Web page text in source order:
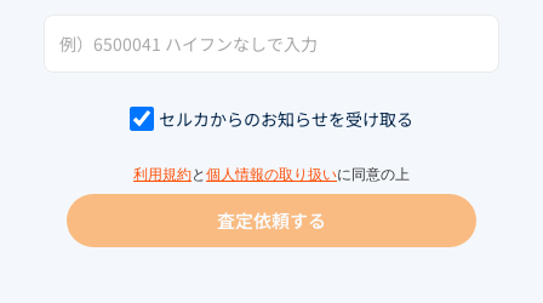
セルカからのお知らせを受け取る
利用規約と 個人情報の取り扱いに同意の上
査定依頼する